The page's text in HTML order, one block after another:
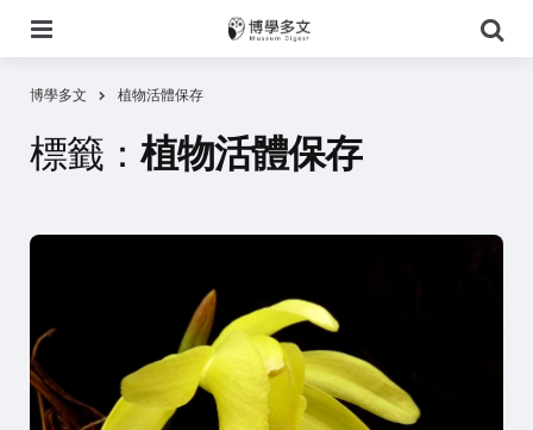
尋
博學多文 植物活體保存
標籤： 植物活體保存